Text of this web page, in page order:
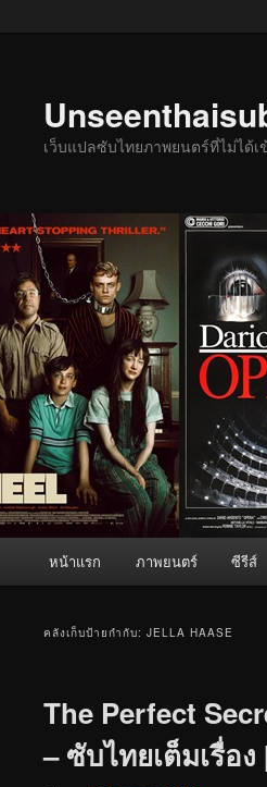
เว็บแปลซับไทยภาพยนตร์ที่ไม่ได้เ
หน้าแรก ภาพยนตร์ ซีรีส์
คลังเก็บป้ายกำกับ: JELLA HAASE
The Perfect
– ซับไทยเต็มเรื่อง